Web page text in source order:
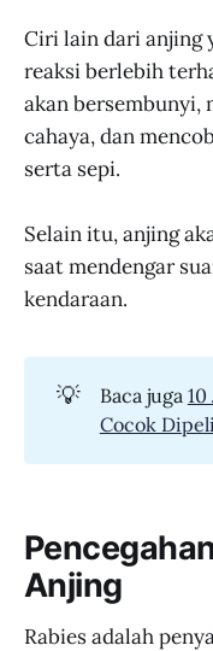
Ciri lain dari anjing
reaksi berlebih
akan bersembunyi,
cahaya, dan
serta sepi.
Selain itu, anjing
saat mendengar
kendaraan.
💡 Baca juga
Cocok
Anjing
Rabies adalah